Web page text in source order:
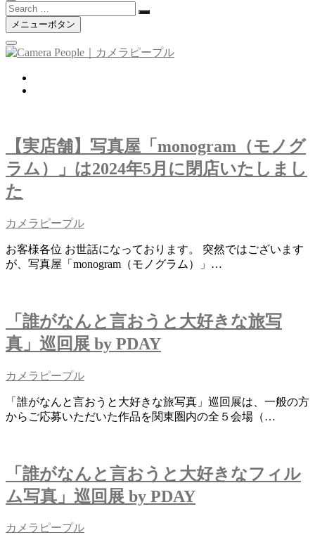
Search
…メニューボタン
【実店舗】写真屋「monogram（モノグ
ラム）」は2024年5月に閉店いたしまし
た
カメラピープル
お客様各位 お世話になっております。 突然ではございます
が、写真屋「monogram（モノグラム）」…
「誰がなんと言おうと大好きな旅写
真」巡回展 by PDAY
カメラピープル
「誰がなんと言おうと大好きな旅写真」巡回展は、一般の方
からご応募いただいた作品を関東圏内の全５会場（…
「誰がなんと言おうと大好きなフィル
ム写真」巡回展 by PDAY
カメラピープル